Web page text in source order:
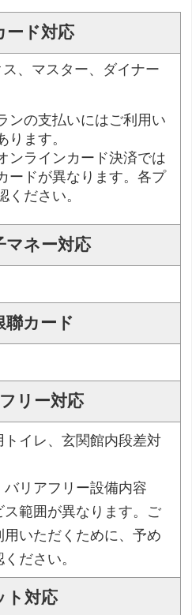
ード対応
、マスター、ダイナー
ンの支払いにはご利用い
ります。
ンラインカード決済では
ードが異なります。各プ
ください。
マネー対応
聯カード
リー対応
イレ、玄関館内段差対
リアフリー設備内容
範囲が異なります。ご
いただくために、予め
ださい。
ト対応